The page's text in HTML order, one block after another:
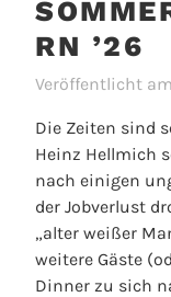
N ’26
Veröffentlicht am
Die Zeiten sind
Heinz Hellmich
nach einigen
der Jobverlust
„alter weißer
weitere Gäste
Dinner zu sich